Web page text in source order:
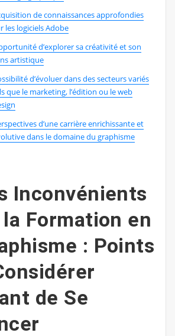
de connaissances approfondies
les logiciels Adobe
d’explorer sa créativité et son
artistique
d’évoluer dans des secteurs variés
que le marketing, l’édition ou le web
d’une carrière enrichissante et
dans le domaine du graphisme
Inconvénients
Formation en
: Points
de Se